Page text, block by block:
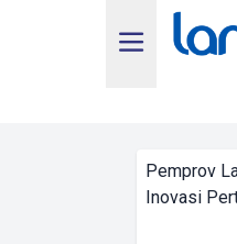
Pemprov
Inovasi